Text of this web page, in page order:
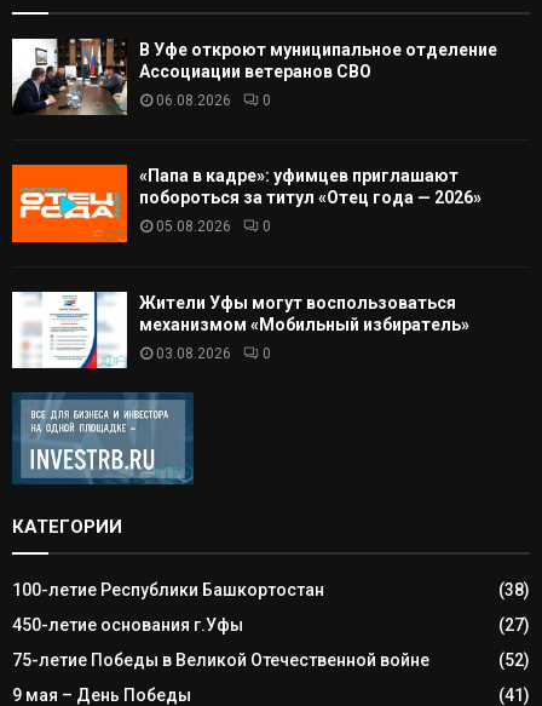
В Уфе откроют муниципальное отделение
Ассоциации ветеранов СВО
06.08.2026 0
«Папа в кадре»: уфимцев приглашают
побороться за титул «Отец года — 2026»
05.08.2026 0
Жители Уфы могут воспользоваться
механизмом «Мобильный избиратель»
03.08.2026 0
КАТЕГОРИИ
100-летие Республики Башкортостан
(38)
450-летие основания г.Уфы
(27)
75-летие Победы в Великой Отечественной войне
(52)
9 мая – День Победы
(41)